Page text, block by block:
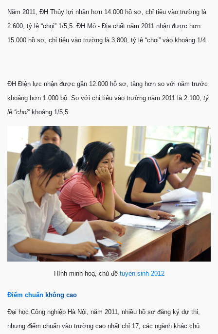
Năm 2011, ĐH Thủy lợi nhận hơn 14.000 hồ sơ, chỉ tiêu vào trường là
2.600, tỷ lệ “chọi” 1/5,5. ĐH Mỏ - Địa chất năm 2011 nhận được hơn
15.000 hồ sơ, chỉ tiêu vào trường là 3.800, tỷ lệ “chọi” vào khoảng 1/4.
ĐH Điện lực nhận được gần 12.000 hồ sơ, tăng hơn so với năm trước
khoảng hơn 1.000 bộ. So với chỉ tiêu vào trường năm 2011 là 2.100, tỷ
lệ “chọi”khoảng 1/5,5.
Hình minh hoạ, chủ đề tuyen sinh 2012
Điểm chuẩn không cao
Đại học Công nghiệp Hà Nội, năm 2011, nhiều hồ sơ đăng ký dự thi,
nhưng điểm chuẩn vào trường cao nhất chỉ 17, các ngành khác chủ